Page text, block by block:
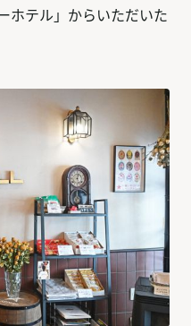
ホテル」からいただいた